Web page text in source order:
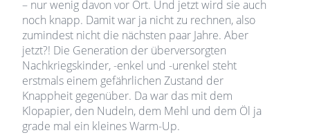
– nur wenig davon vor Ort. Und jetzt wird sie auch
noch knapp. Damit war ja nicht zu rechnen, also
zumindest nicht die nächsten paar Jahre. Aber
jetzt?! Die Generation der überversorgten
Nachkriegskinder, -enkel und -urenkel steht
erstmals einem gefährlichen Zustand der
Knappheit gegenüber. Da war das mit dem
Klopapier, den Nudeln, dem Mehl und dem Öl ja
grade mal ein kleines Warm-Up.